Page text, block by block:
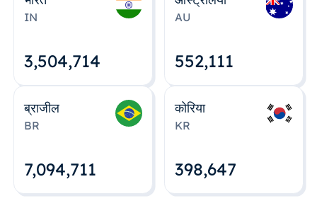
IN
3,504,715
AU
552,112
ब्राजील
BR
7,094,712
कोरिया
KR
398,648